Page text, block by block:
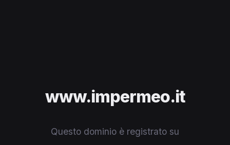
www.impermeo.it
Questo dominio è registrato su